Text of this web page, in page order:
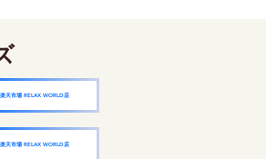
楽天市場 RELAX WORLD店
楽天市場 RELAX WORLD店